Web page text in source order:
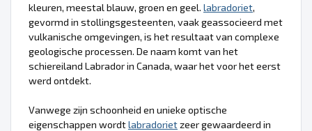
kleuren, meestal blauw, groen en geel. labradoriet,
gevormd in stollingsgesteenten, vaak geassocieerd met
vulkanische omgevingen, is het resultaat van complexe
geologische processen. De naam komt van het
schiereiland Labrador in Canada, waar het voor het eerst
werd ontdekt.
Vanwege zijn schoonheid en unieke optische
eigenschappen wordtlabradorietzeer gewaardeerd in